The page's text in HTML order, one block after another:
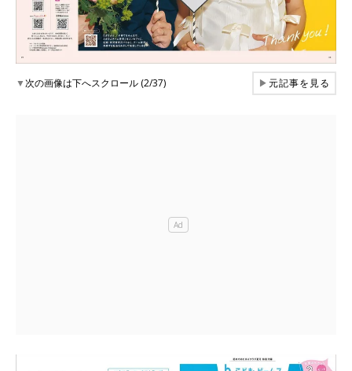
▼次の画像は下へスクロール (2/37) ▶元記事を見る